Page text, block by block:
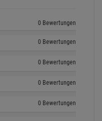
0 Bewertungen
0 Bewertungen
0 Bewertungen
0 Bewertungen
0 Bewertungen